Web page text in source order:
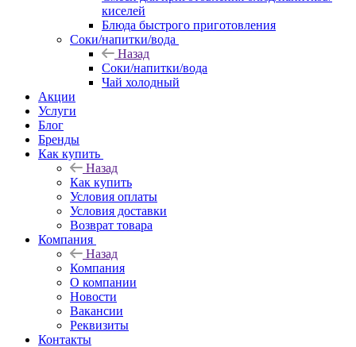
киселей
Блюда быстрого приготовления
Соки/напитки/вода
Назад
Соки/напитки/вода
Чай холодный
Акции
Услуги
Блог
Бренды
Как купить
Назад
Как купить
Условия оплаты
Условия доставки
Возврат товара
Компания
Назад
Компания
О компании
Новости
Вакансии
Реквизиты
Контакты